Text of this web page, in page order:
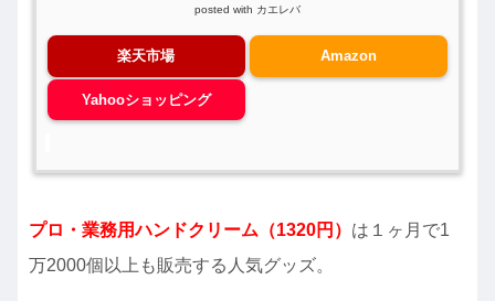
posted with カエレバ
楽天市場 Amazon
Yahooショッピング
プロ・業務用ハンドクリーム（1320円） は１ヶ月で1
万2000個以上も販売する人気グッズ。